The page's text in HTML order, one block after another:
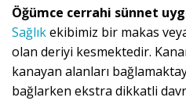
Öğümce cerrahi sünnet
Sağlıkekibimiz bir makas
olan deriyi kesmektedir.
kanayan alanları
bağlarken ekstra dikkatli